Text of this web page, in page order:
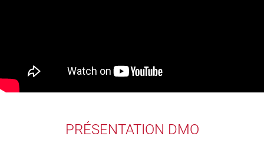
PRÉSENTATION DMO